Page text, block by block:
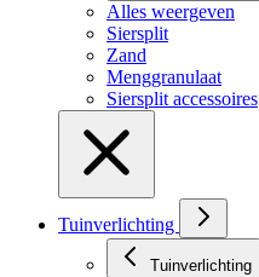
Alles weergeven
Siersplit
Zand
Menggranulaat
Siersplit accessoires
Tuinverlichting
Tuinverlichting